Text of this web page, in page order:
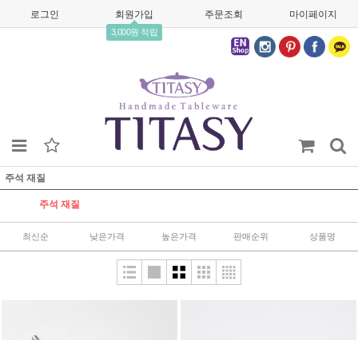
로그인 회원가입
3,000원 적립
주문조회 마이페이지
주석 재질
주석 재질
최신순 낮은가격 높은가격 판매순위 상품명